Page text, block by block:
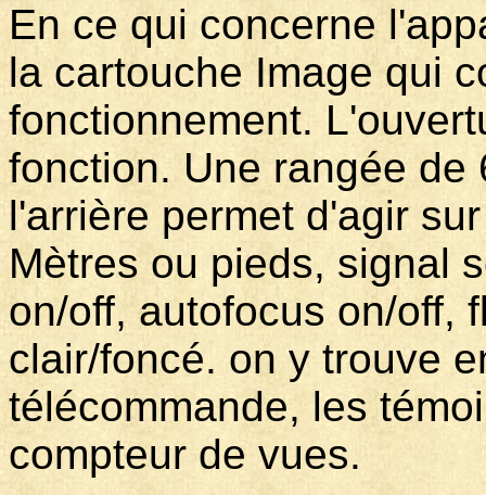
En ce qui concerne
la cartouche Image qui
fonctionnement.
fonction. Une rangée
l'arrière permet d'agir
Mètres ou pieds, signal
on/off, autofocus on/off,
clair/foncé. on y trouve
télécommande, les
compteur de vues.